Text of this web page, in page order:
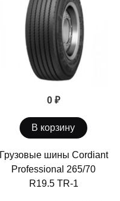
0 ₽
В корзину
Грузовые шины Cordiant
Professional 265/70
R19.5 TR-1